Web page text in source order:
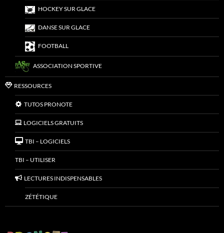
HOCKEY SUR GLACE
DANSE SUR GLACE
FOOTBALL
ASSOCIATION SPORTIVE
RESSOURCES
TUTOS PRONOTE
LOGICIELS GRATUITS
TBI – LOGICIELS
TBI – UTILISER
LECTURES INDISPENSABLES
ZÉTÉTIQUE